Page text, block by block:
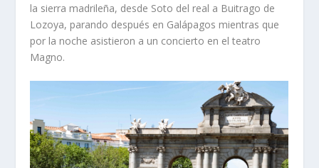
la sierra madrileña, desde Soto del real a Buitrago de
Lozoya, parando después en Galápagos mientras que
por la noche asistieron a un concierto en el teatro
Magno.